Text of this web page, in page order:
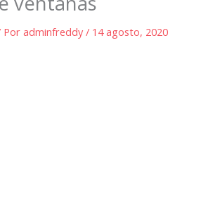
Poradminfreddy/ 14 agosto, 2020